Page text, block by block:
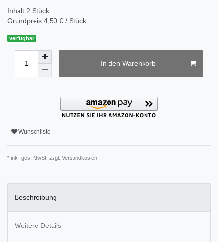
Inhalt 2 Stück
Grundpreis 4,50 € / Stück
verfügbar
In den Warenkorb
Wunschliste
* inkl. ges. MwSt. zzgl. Versandkosten
Beschreibung
Weitere Details